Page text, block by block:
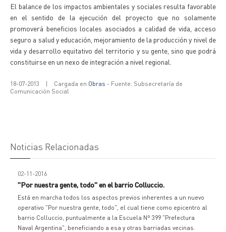
El balance de los impactos ambientales y sociales resulta favorable
en el sentido de la ejecución del proyecto que no solamente
promoverá beneficios locales asociados a calidad de vida, acceso
seguro a salud y educación, mejoramiento de la producción y nivel de
vida y desarrollo equitativo del territorio y su gente, sino que podrá
constituirse en un nexo de integración a nivel regional.
18-07-2013 | Cargada en Obras - Fuente: Subsecretaría de
Comunicación Social
Noticias Relacionadas
02-11-2016
"Por nuestra gente, todo" en el barrio Colluccio.
Está en marcha todos los aspectos previos inherentes a un nuevo
operativo "Por nuestra gente, todo", el cual tiene como epicentro al
barrio Colluccio, puntualmente a la Escuela Nº 399 "Prefectura
Naval Argentina", beneficiando a esa y otras barriadas vecinas.